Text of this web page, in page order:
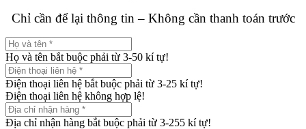
Chỉ cần để lại thông tin – Không cần thanh toán trước
Họ và tên bắt buộc phải từ 3-50 kí tự!
Điện thoại liên hệ bắt buộc phải từ 3-25 kí tự!
Điện thoại liên hệ không hợp lệ!
Địa chỉ nhận hàng bắt buộc phải từ 3-255 kí tự!